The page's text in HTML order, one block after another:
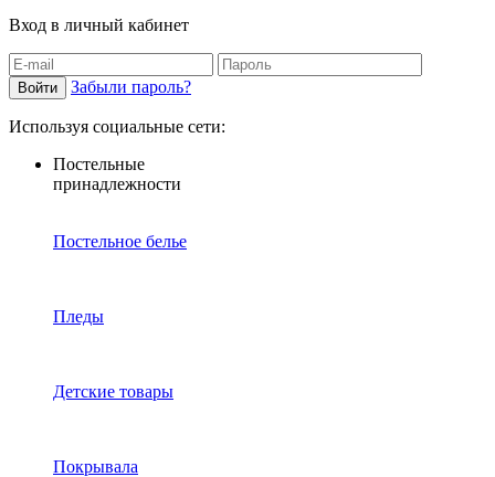
Вход в личный кабинет
Забыли пароль?
Используя социальные сети:
Постельные
принадлежности
Постельное белье
Пледы
Детские товары
Покрывала